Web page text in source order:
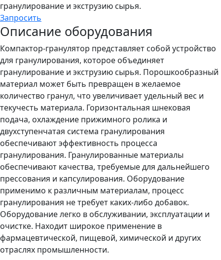
гранулирование и экструзию сырья.
Запросить
Описание оборудования
Компактор-гранулятор представляет собой устройство
для гранулирования, которое объединяет
гранулирование и экструзию сырья. Порошкообразный
материал может быть превращен в желаемое
количество гранул, что увеличивает удельный вес и
текучесть материала. Горизонтальная шнековая
подача, охлаждение прижимного ролика и
двухступенчатая система гранулирования
обеспечивают эффективность процесса
гранулирования. Гранулированные материалы
обеспечивают качества, требуемые для дальнейшего
прессования и капсулирования. Оборудование
применимо к различным материалам, процесс
гранулирования не требует каких-либо добавок.
Оборудование легко в обслуживании, эксплуатации и
очистке. Находит широкое применение в
фармацевтической, пищевой, химической и других
отраслях промышленности.